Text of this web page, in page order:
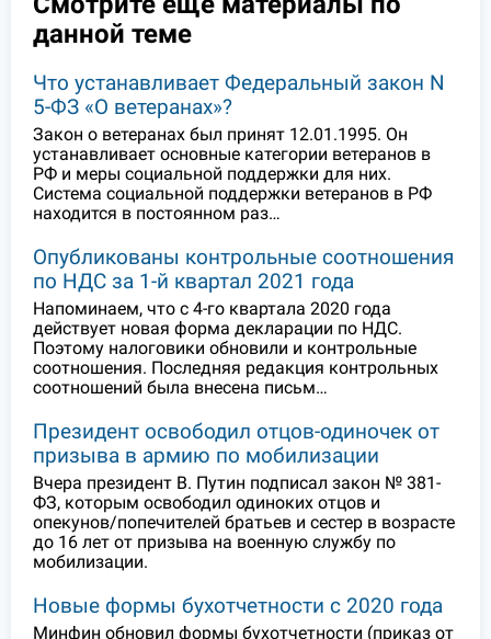
данной теме
Что устанавливает Федеральный закон N
5-ФЗ «О ветеранах»?
Закон о ветеранах был принят 12.01.1995. Он
устанавливает основные категории ветеранов в
РФ и меры социальной поддержки для них.
Система социальной поддержки ветеранов в РФ
находится в постоянном раз…
Опубликованы контрольные соотношения
по НДС за 1-й квартал 2021 года
Напоминаем, что с 4-го квартала 2020 года
действует новая форма декларации по НДС.
Поэтому налоговики обновили и контрольные
соотношения. Последняя редакция контрольных
соотношений была внесена письм…
Президент освободил отцов-одиночек от
призыва в армию по мобилизации
Вчера президент В. Путин подписал закон № 381-
ФЗ, которым освободил одиноких отцов и
опекунов/попечителей братьев и сестер в возрасте
до 16 лет от призыва на военную службу по
мобилизации.
Новые формы бухотчетности с 2020 года
Минфин обновил формы бухотчетности (приказ от